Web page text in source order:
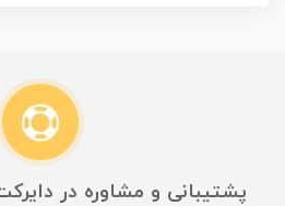
پشتیبانی و مشاوره در